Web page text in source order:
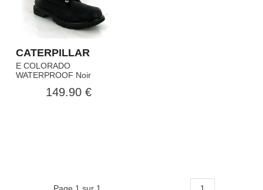
CATERPILLAR
E COLORADO
WATERPROOF Noir
149.90 €
Page 1 sur 1 1